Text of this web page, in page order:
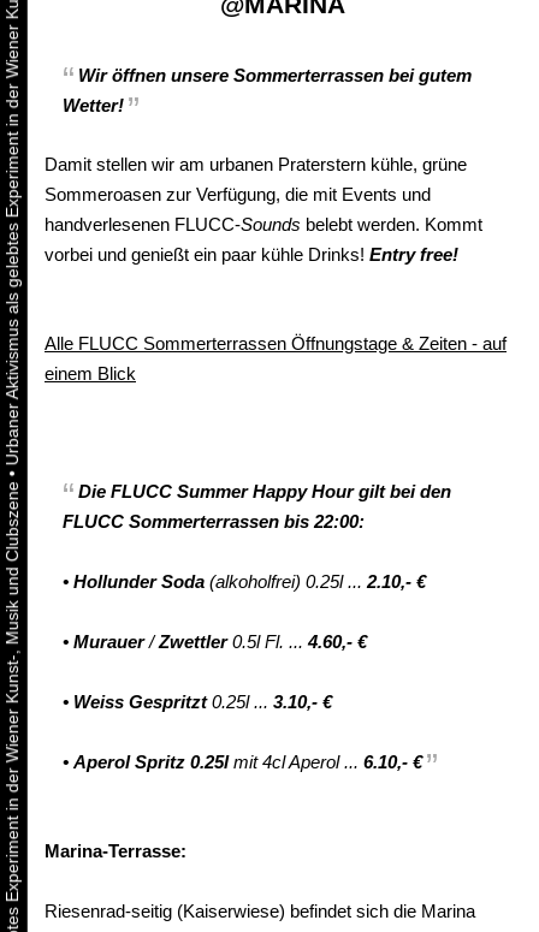
•
Wir öffnen unsere Sommerterrassen bei gutem
Wetter!
Damit stellen wir am urbanen Praterstern kühle, grüne
Sommeroasen zur Verfügung, die mit Events und
handverlesenen FLUCC-Sounds belebt werden. Kommt
vorbei und genießt ein paar kühle Drinks! Entry free!
Alle FLUCC Sommerterrassen Öffnungstage & Zeiten - auf
einem Blick
Die FLUCC Summer Happy Hourgilt bei den
FLUCC Sommerterrassen bis 22:00:
• Hollunder Soda (alkoholfrei) 0.25l ... 2.10,- €
• Murauer/Zwettler0.5l Fl. ... 4.60,- €
• Weiss Gespritzt0.25l ... 3.10,- €
• Aperol Spritz 0.25lmit 4cl Aperol ... 6.10,- €
Marina-Terrasse:
Riesenrad-seitig (Kaiserwiese) befindet sich die Marina